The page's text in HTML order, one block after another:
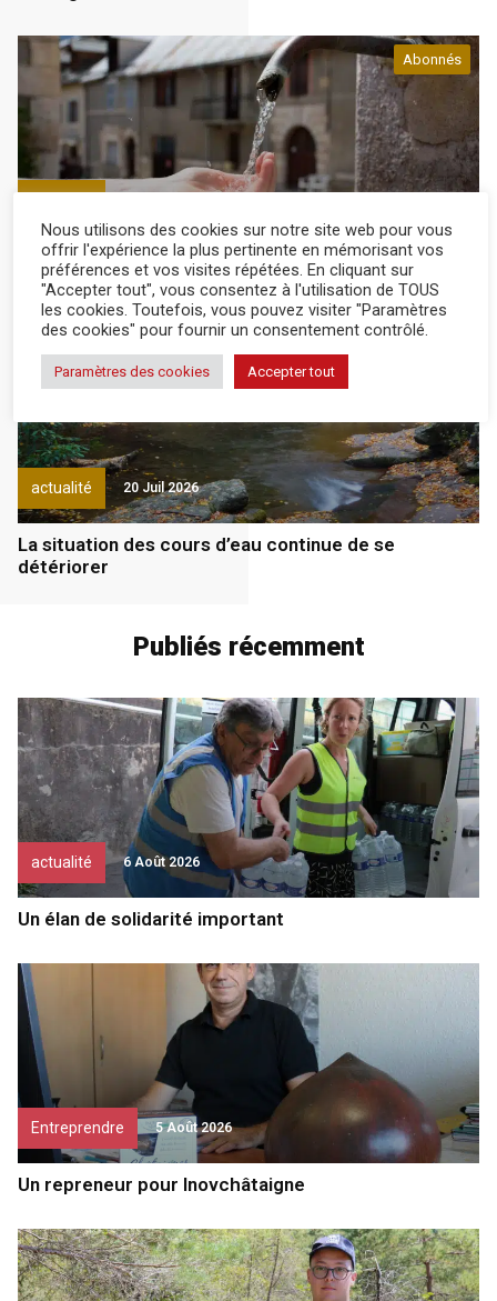
Abonnés
La situation des cours d’eau poursuit sa lente
dégradation
actualité 20 Juil 2026
La situation des cours d’eau continue de se
détériorer
Publiés récemment
actualité 6 Août 2026
Un élan de solidarité important
Entreprendre 5 Août 2026
Un repreneur pour Inovchâtaigne
Nous utilisons des cookies sur notre site web pour vous
offrir l'expérience la plus pertinente en mémorisant vos
préférences et vos visites répétées. En cliquant sur
"Accepter tout", vous consentez à l'utilisation de TOUS
les cookies. Toutefois, vous pouvez visiter "Paramètres
des cookies" pour fournir un consentement contrôlé.
Paramètres des cookies Accepter tout